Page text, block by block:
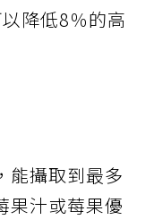
降低8％的高
能攝取到最多
果汁或莓果優